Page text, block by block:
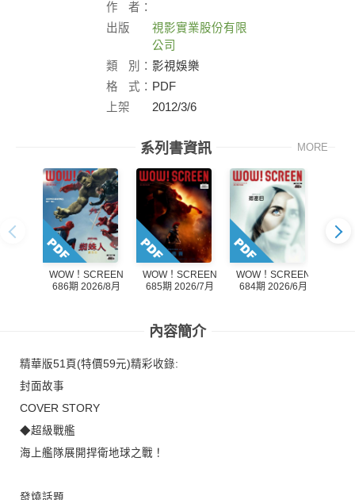
作
者：
出版
視影實業股份有限
公司
類
別： 影視娛樂
格
式： PDF
上架
2012/3/6
系列書資訊 MORE
WOW！SCREEN
686期 2026/8月
WOW！SCREEN
685期 2026/7月
WOW！SCREEN
684期 2026/6月
內容簡介
精華版51頁(特價59元)精彩收錄:
封面故事
COVER STORY
◆超級戰艦
海上艦隊展開捍衛地球之戰！
發燒話題